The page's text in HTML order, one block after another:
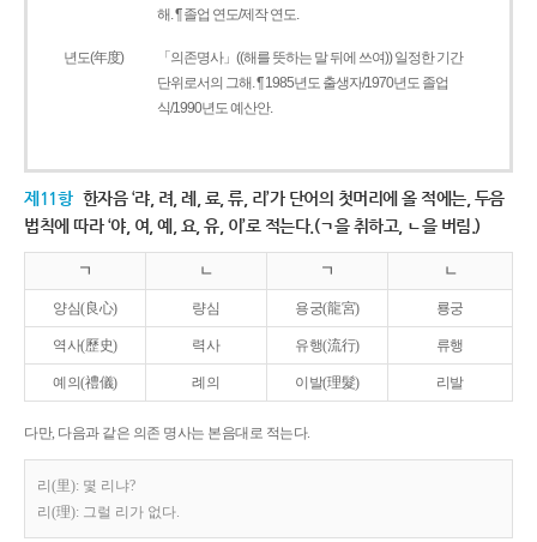
해. ¶ 졸업 연도/제작 연도.
년도(年度)
「의존명사」((해를 뜻하는 말 뒤에 쓰여)) 일정한 기간
단위로서의 그해. ¶ 1985년도 출생자/1970년도 졸업
식/1990년도 예산안.
제11항 한자음 ‘랴, 려, 례, 료, 류, 리’가 단어의 첫머리에 올 적에는, 두음
법칙에 따라 ‘야, 여, 예, 요, 유, 이’로 적는다.(ㄱ을 취하고, ㄴ을 버림.)
ㄱ ㄴ ㄱ ㄴ
양심(良心) 량심 용궁(龍宮) 룡궁
역사(歷史) 력사 유행(流行) 류행
예의(禮儀) 례의 이발(理髮) 리발
다만, 다음과 같은 의존 명사는 본음대로 적는다.
리(里): 몇 리냐?
리(理): 그럴 리가 없다.